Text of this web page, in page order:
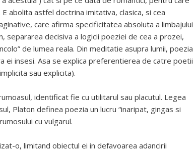
abolita astfel doctrina imitativa, clasica, si cea
care afirma specificitatea absoluta a limbajului
separarea decisiva a logicii poeziei de cea a prozei,
de lumea reala. Din meditatie asupra lumii, poezia
ei insesi. Asa se explica preferentierea de catre poetii
sau explicita).
identificat fie cu utilitarul sau placutul. Legea
Platon definea poezia un lucru “inaripat, gingas si
cu vulgarul.
o, limitand obiectul ei in defavoarea adancirii